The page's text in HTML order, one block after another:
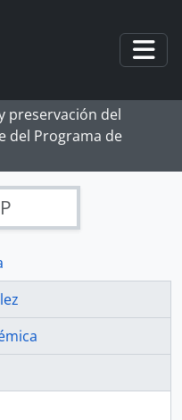
preservación del
del Programa de